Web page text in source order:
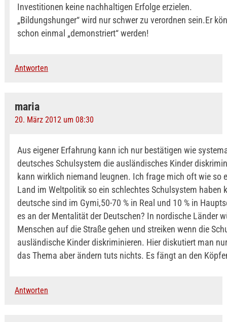
Investitionen keine nachhaltigen Erfolge erzielen.
„Bildungshunger“ wird nur schwer zu verordnen sein.Er
schon einmal „demonstriert“ werden!
Antworten
maria
20. März 2012 um 08:30
Aus eigener Erfahrung kann ich nur bestätigen wie
deutsches Schulsystem die ausländisches Kinder
kann wirklich niemand leugnen. Ich frage mich oft wie so
Land im Weltpolitik so ein schlechtes Schulsystem haben
deutsche sind im Gymi,50-70 % in Real und 10 % in
es an der Mentalität der Deutschen? In nordische Länder
Menschen auf die Straße gehen und streiken wenn die
ausländische Kinder diskriminieren. Hier diskutiert man
das Thema aber ändern tuts nichts. Es fängt an den
Antworten